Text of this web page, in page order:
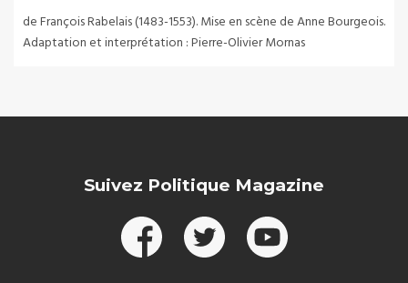
de François Rabelais (1483-1553). Mise en scène de Anne Bourgeois.
Adaptation et interprétation : Pierre-Olivier Mornas
Suivez Politique Magazine